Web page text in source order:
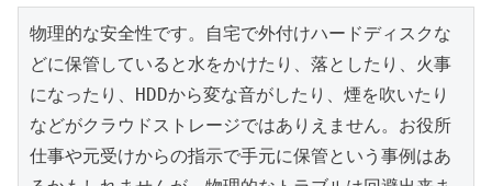
物理的な安全性です。自宅で外付けハードディスクな
どに保管していると水をかけたり、落としたり、火事
になったり、HDDから変な音がしたり、煙を吹いたり
などがクラウドストレージではありえません。お役所
仕事や元受けからの指示で手元に保管という事例はあ